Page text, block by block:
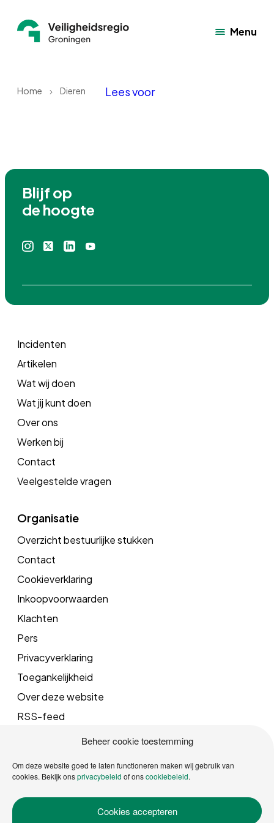
Beheer cookie toestemming
Om deze website goed te laten functioneren maken wij gebruik van
cookies. Bekijk onsprivacybeleid of onscookiebeleid.
Cookies accepteren
Menu
Home Dieren Lees voor
Blijf op
de hoogte
InstagramLinkedin
Incidenten
Artikelen
Wat wij doen
Wat jij kunt doen
Over ons
Werken bij
Contact
Veelgestelde vragen
Organisatie
Overzicht bestuurlijke stukken
Contact
Cookieverklaring
Inkoopvoorwaarden
Klachten
Pers
Privacyverklaring
Toegankelijkheid
Over deze website
RSS-feed
Mail